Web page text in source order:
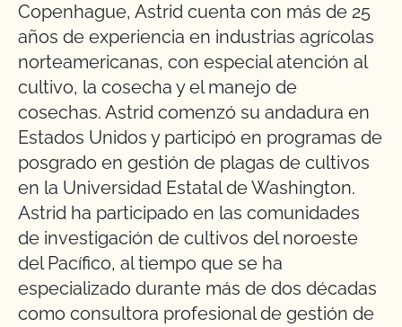
Copenhague, Astrid cuenta con más de 25
años de experiencia en industrias agrícolas
norteamericanas, con especial atención al
cultivo, la cosecha y el manejo de
cosechas. Astrid comenzó su andadura en
Estados Unidos y participó en programas de
posgrado en gestión de plagas de cultivos
en la Universidad Estatal de Washington.
Astrid ha participado en las comunidades
de investigación de cultivos del noroeste
del Pacífico, al tiempo que se ha
especializado durante más de dos décadas
como consultora profesional de gestión de